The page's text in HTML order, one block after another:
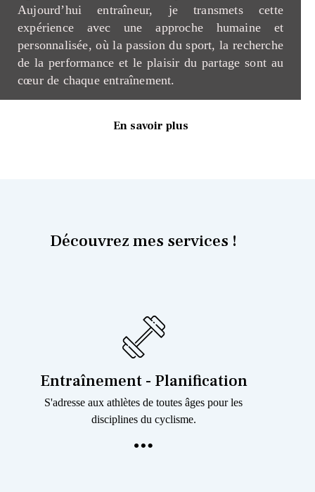
Aujourd’hui entraîneur, je transmets cette
expérience avec une approche humaine et
personnalisée, où la passion du sport, la recherche
de la performance et le plaisir du partage sont au
cœur de chaque entraînement.
En savoir plus
Découvrez mes services !
Entraînement - Planification
S'adresse aux athlètes de toutes âges pour les
disciplines du cyclisme.